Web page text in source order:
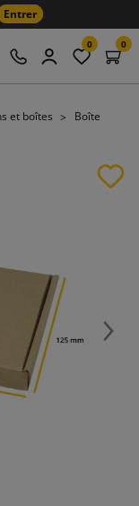
Entrer
0 0
et boîtes
Boîte